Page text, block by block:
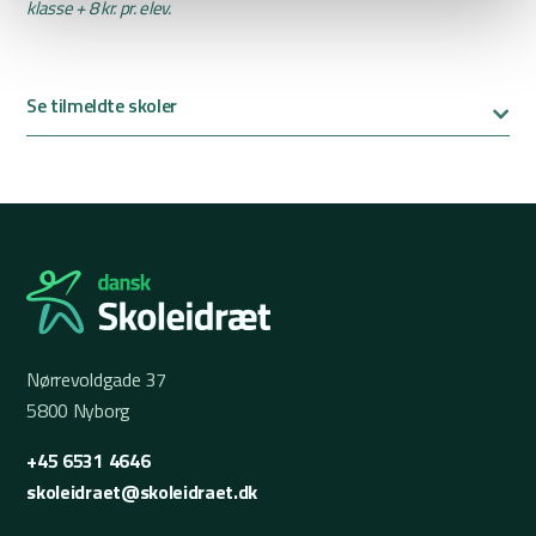
klasse + 8 kr. pr. elev.
Se tilmeldte skoler
Nørrevoldgade 37
5800 Nyborg
+45 6531 4646
skoleidraet@skoleidraet.dk